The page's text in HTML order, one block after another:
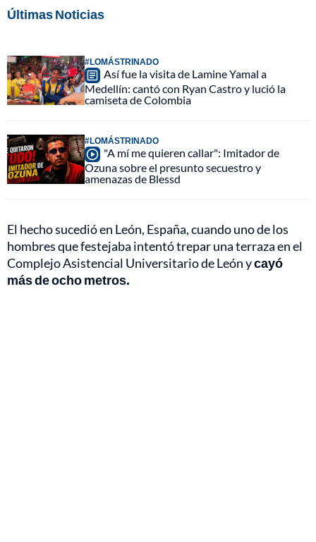
Últimas Noticias
#LOMÁSTRINADO
Así fue la visita de Lamine Yamal a
Medellín: cantó con Ryan Castro y lució la
camiseta de Colombia
#LOMÁSTRINADO
"A mí me quieren callar": Imitador de
Ozuna sobre el presunto secuestro y
amenazas de Blessd
El hecho sucedió en León, España, cuando uno de los
hombres que festejaba intentó trepar una terraza en el
Complejo Asistencial Universitario de León ycayó
más de ocho metros.